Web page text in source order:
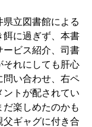
立図書館による
餌に過ぎず、本書
ービス紹介、司書
それにしても肝心
問い合わせ、右ペ
ントが配されてい
楽しめたのかも
父ギャグに付き合